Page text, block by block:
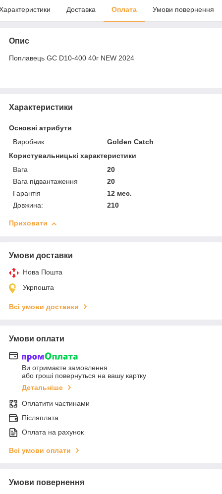
Доставка Оплата Умови повернення
Опис
Поплавець GC D10-400 40г NEW 2024
Характеристики
Основні атрибути
Виробник
Golden Catch
Користувальницькі характеристики
Вага
20
Вага підвантаження
20
Гарантія
12 мес.
Довжина:
210
Приховати
Умови доставки
Нова Пошта
Укрпошта
Всі умови доставки
Умови оплати
Ви отримаєте замовлення
або гроші повернуться на вашу картку
Детальніше
Оплатити частинами
Післяплата
Оплата на рахунок
Всі умови оплати
Умови повернення